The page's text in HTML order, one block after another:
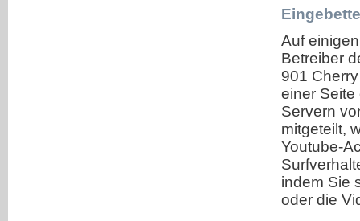
Auf
Betreiber
901
einer
Servern
mitgeteilt,
Youtube-
indem Sie
oder die